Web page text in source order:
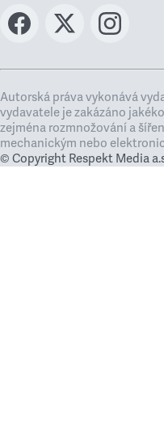
Autorská práva vykonává
vydavatele je zakázáno
zejména rozmnožování a
mechanickým nebo
© Copyright Respekt Media